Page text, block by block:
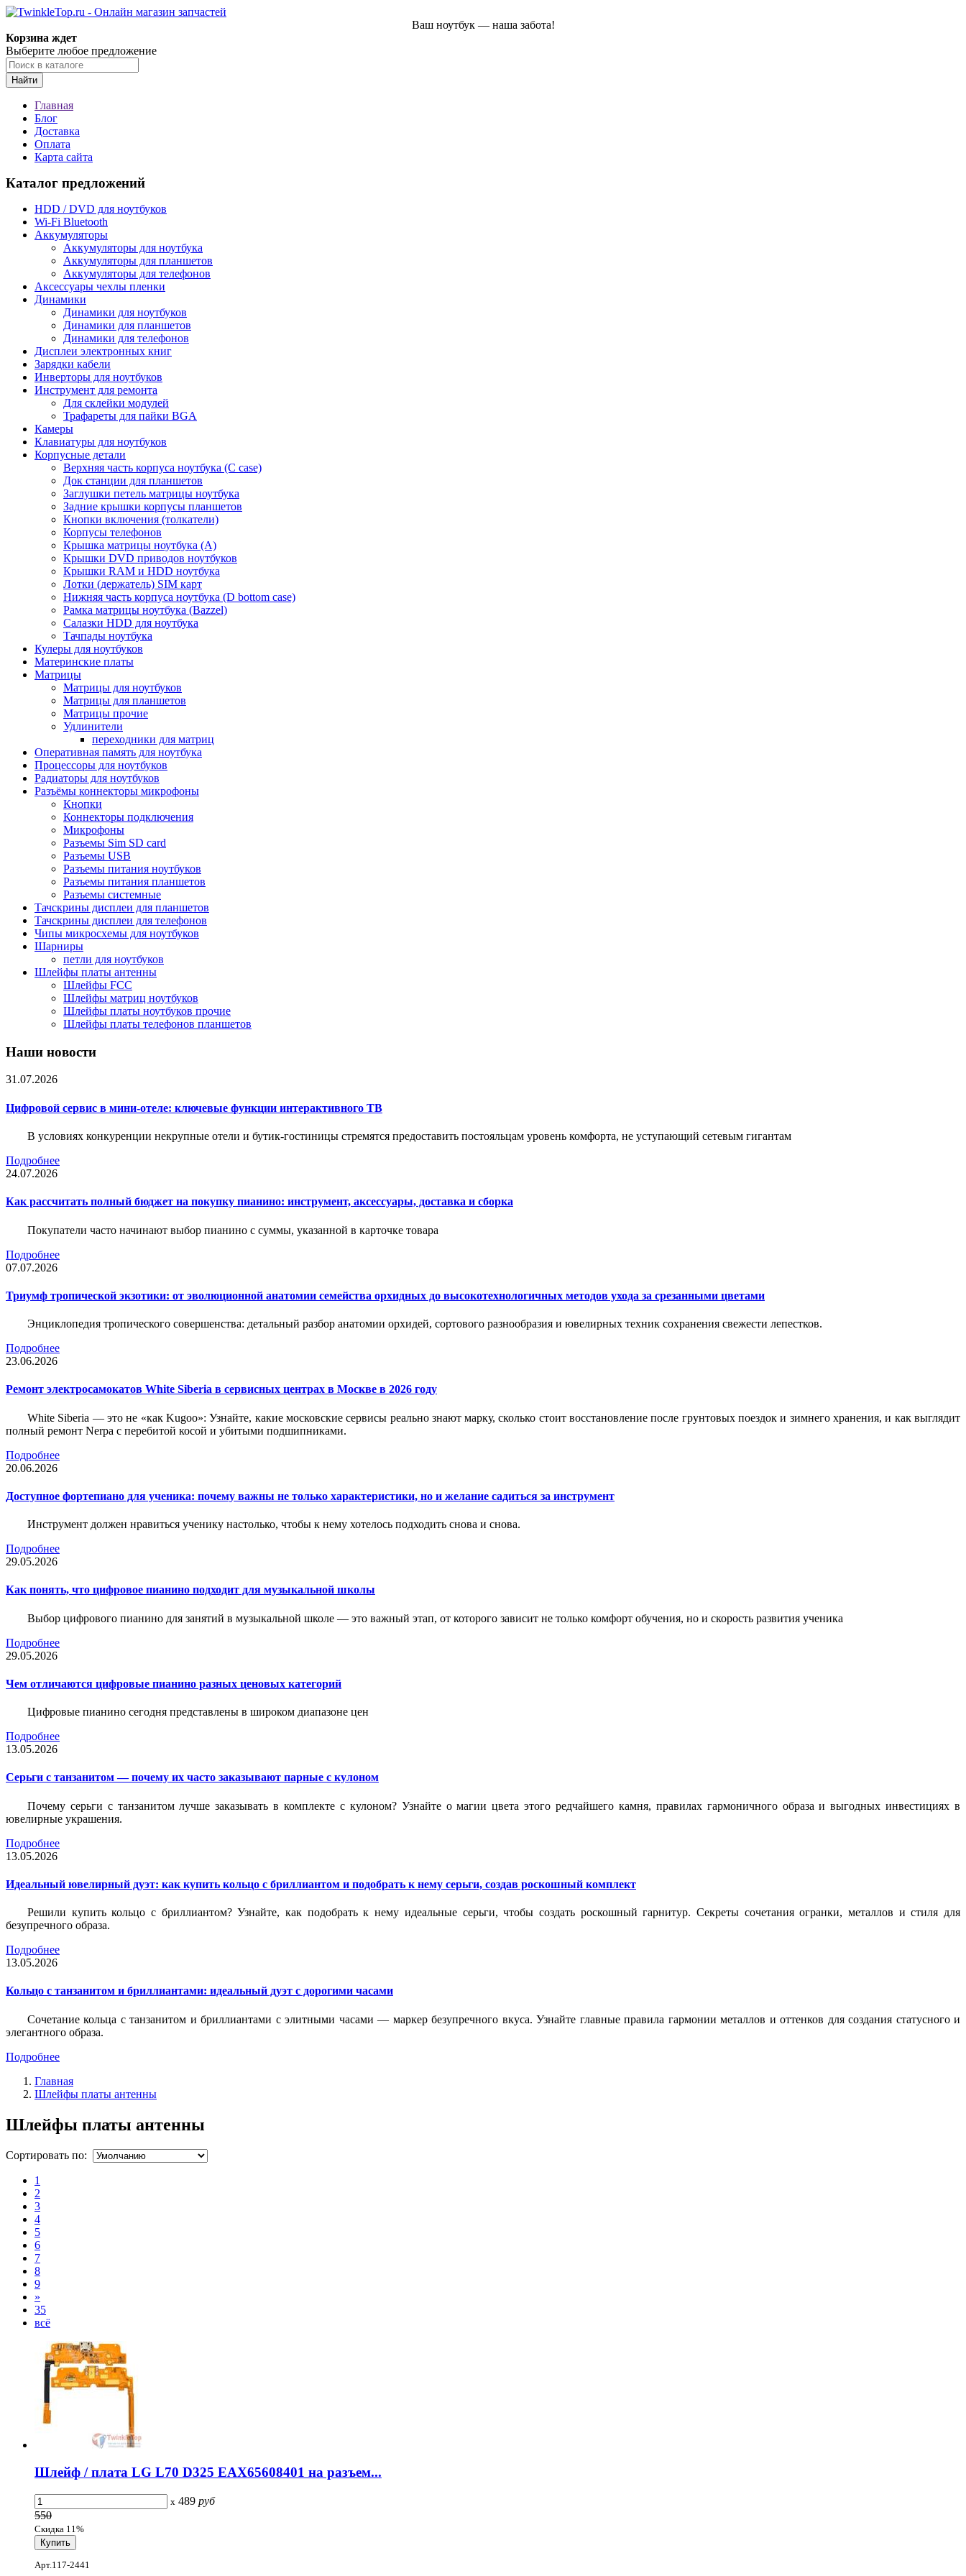
Ваш ноутбук — наша забота!
Корзина ждет
Выберите любое предложение
Найти
Главная
Блог
Доставка
Оплата
Карта сайта
Каталог предложений
HDD / DVD для ноутбуков
Wi-Fi Bluetooth
Аккумуляторы
Аккумуляторы для ноутбука
Аккумуляторы для планшетов
Аккумуляторы для телефонов
Аксессуары чехлы пленки
Динамики
Динамики для ноутбуков
Динамики для планшетов
Динамики для телефонов
Дисплеи электронных книг
Зарядки кабели
Инверторы для ноутбуков
Инструмент для ремонта
Для склейки модулей
Трафареты для пайки BGA
Камеры
Клавиатуры для ноутбуков
Корпусные детали
Верхняя часть корпуса ноутбука (С case)
Док станции для планшетов
Заглушки петель матрицы ноутбука
Задние крышки корпусы планшетов
Кнопки включения (толкатели)
Корпусы телефонов
Крышка матрицы ноутбука (A)
Крышки DVD приводов ноутбуков
Крышки RAM и HDD ноутбука
Лотки (держатель) SIM карт
Нижняя часть корпуса ноутбука (D bottom case)
Рамка матрицы ноутбука (Bazzel)
Салазки HDD для ноутбука
Тачпады ноутбука
Кулеры для ноутбуков
Материнские платы
Матрицы
Матрицы для ноутбуков
Матрицы для планшетов
Матрицы прочие
Удлинители
переходники для матриц
Оперативная память для ноутбука
Процессоры для ноутбуков
Радиаторы для ноутбуков
Разъёмы коннекторы микрофоны
Кнопки
Коннекторы подключения
Микрофоны
Разъемы Sim SD card
Разъемы USB
Разъемы питания ноутбуков
Разъемы питания планшетов
Разъемы системные
Тачскрины дисплеи для планшетов
Тачскрины дисплеи для телефонов
Чипы микросхемы для ноутбуков
Шарниры
петли для ноутбуков
Шлейфы платы антенны
Шлейфы FCC
Шлейфы матриц ноутбуков
Шлейфы платы ноутбуков прочие
Шлейфы платы телефонов планшетов
Наши новости
31.07.2026
Цифровой сервис в мини-отеле: ключевые функции интерактивного ТВ
В условиях конкуренции некрупные отели и бутик-гостиницы стремятся предоставить постояльцам уровень комфорта, не уступающий сетевым гигантам
Подробнее
24.07.2026
Как рассчитать полный бюджет на покупку пианино: инструмент, аксессуары, доставка и сборка
Покупатели часто начинают выбор пианино с суммы, указанной в карточке товара
Подробнее
07.07.2026
Триумф тропической экзотики: от эволюционной анатомии семейства орхидных до высокотехнологичных методов ухода за срезанными цветами
Энциклопедия тропического совершенства: детальный разбор анатомии орхидей, сортового разнообразия и ювелирных техник сохранения свежести лепестков.
Подробнее
23.06.2026
Ремонт электросамокатов White Siberia в сервисных центрах в Москве в 2026 году
White Siberia — это не «как Kugoo»: Узнайте, какие московские сервисы реально знают марку, сколько стоит восстановление после грунтовых поездок и зимнего хранения, и как выглядит
полный ремонт Nerpa с перебитой косой и убитыми подшипниками.
Подробнее
20.06.2026
Доступное фортепиано для ученика: почему важны не только характеристики, но и желание садиться за инструмент
Инструмент должен нравиться ученику настолько, чтобы к нему хотелось подходить снова и снова.
Подробнее
29.05.2026
Как понять, что цифровое пианино подходит для музыкальной школы
Выбор цифрового пианино для занятий в музыкальной школе — это важный этап, от которого зависит не только комфорт обучения, но и скорость развития ученика
Подробнее
29.05.2026
Чем отличаются цифровые пианино разных ценовых категорий
Цифровые пианино сегодня представлены в широком диапазоне цен
Подробнее
13.05.2026
Серьги с танзанитом — почему их часто заказывают парные с кулоном
Почему серьги с танзанитом лучше заказывать в комплекте с кулоном? Узнайте о магии цвета этого редчайшего камня, правилах гармоничного образа и выгодных инвестициях в
ювелирные украшения.
Подробнее
13.05.2026
Идеальный ювелирный дуэт: как купить кольцо с бриллиантом и подобрать к нему серьги, создав роскошный комплект
Решили купить кольцо с бриллиантом? Узнайте, как подобрать к нему идеальные серьги, чтобы создать роскошный гарнитур. Секреты сочетания огранки, металлов и стиля для
безупречного образа.
Подробнее
13.05.2026
Кольцо с танзанитом и бриллиантами: идеальный дуэт с дорогими часами
Сочетание кольца с танзанитом и бриллиантами с элитными часами — маркер безупречного вкуса. Узнайте главные правила гармонии металлов и оттенков для создания статусного и
элегантного образа.
Подробнее
Главная
Шлейфы платы антенны
Шлейфы платы антенны
Сортировать по:
1
2
3
4
5
6
7
8
9
»
35
всё
Шлейф / плата LG L70 D325 EAX65608401 на разъем...
x 489 руб
550
Скидка 11%
Арт.117-2441